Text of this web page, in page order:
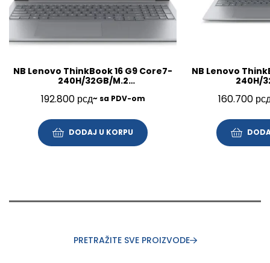
NB Lenovo ThinkBook 16 G9 Core7-
240H/32GB/M.2
192.800 рсд~ sa PDV-om
DODAJ U KORPU
NB Lenovo
240H/
160.700
PRETRAŽITE SVE PROIZVODE